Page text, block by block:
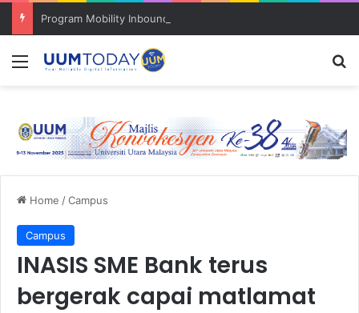
Menu
Home /Campus
Campus
INASIS SME Bank terus
bergerak capai matlamat